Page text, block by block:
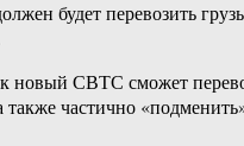
будет перевозить
новый СВТС сможет
частично